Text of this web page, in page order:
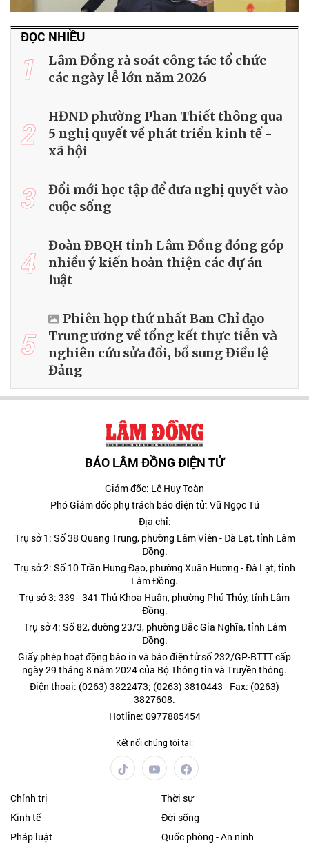
ĐỌC NHIỀU
1
Lâm Đồng rà soát công tác tổ chức
các ngày lễ lớn năm 2026
2
HĐND phường Phan Thiết thông qua
5 nghị quyết về phát triển kinh tế -
xã hội
3
Đổi mới học tập để đưa nghị quyết vào
cuộc sống
4
Đoàn ĐBQH tỉnh Lâm Đồng đóng góp
nhiều ý kiến hoàn thiện các dự án
luật
5
Phiên họp thứ nhất Ban Chỉ đạo
Trung ương về tổng kết thực tiễn và
nghiên cứu sửa đổi, bổ sung Điều lệ
Đảng
BÁO LÂM ĐỒNG ĐIỆN TỬ
Giám đốc: Lê Huy Toàn
Phó Giám đốc phụ trách báo điện tử: Vũ Ngọc Tú
Địa chỉ:
Trụ sở 1: Số 38 Quang Trung, phường Lâm Viên - Đà Lạt, tỉnh Lâm
Đồng.
Trụ sở 2: Số 10 Trần Hưng Đạo, phường Xuân Hương - Đà Lạt, tỉnh
Lâm Đồng.
Trụ sở 3: 339 - 341 Thủ Khoa Huân, phường Phú Thủy, tỉnh Lâm
Đồng.
Trụ sở 4: Số 82, đường 23/3, phường Bắc Gia Nghĩa, tỉnh Lâm
Đồng.
Giấy phép hoạt động báo in và báo điện tử số 232/GP-BTTT cấp
ngày 29 tháng 8 năm 2024 của Bộ Thông tin và Truyền thông.
Điện thoại: (0263) 3822473; (0263) 3810443 - Fax: (0263)
3827608.
Hotline: 0977885454
Kết nối chúng tôi tại:
Chính trị
Thời sự
Kinh tế
Đời sống
Pháp luật
Quốc phòng - An ninh